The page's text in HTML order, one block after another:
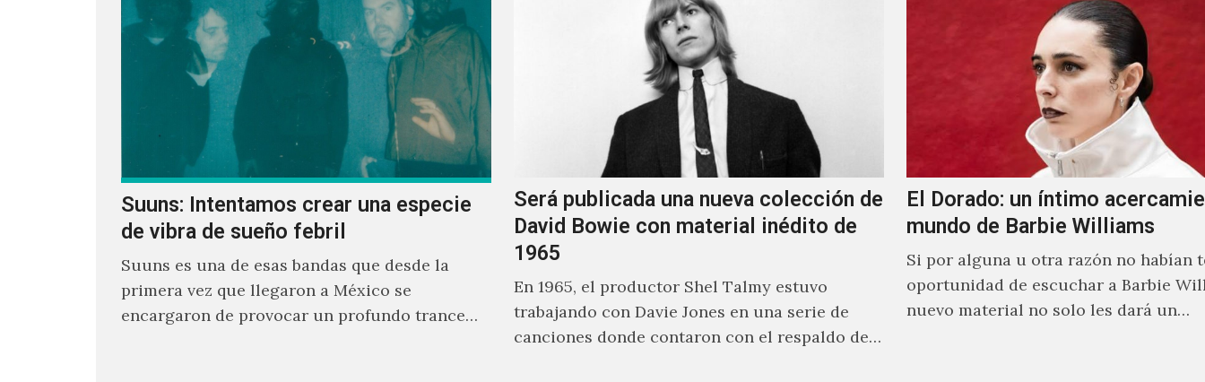
Suuns: Intentamos crear una especie
de vibra de sueño febril
Suuns es una de esas bandas que desde la
primera vez que llegaron a México se
encargaron de provocar un profundo trance
Será publicada una nueva colección de
David Bowie con material inédito de
1965
En 1965, el productor Shel Talmy estuvo
trabajando con Davie Jones en una serie de
canciones donde contaron con el respaldo de
El Dorado: un íntimo
mundo de Barbie Williams
Si por alguna u otra razón no habían
oportunidad de escuchar a Barbie
nuevo material no solo les dará un